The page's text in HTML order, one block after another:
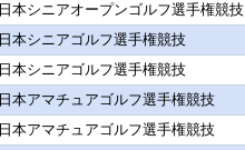
日本シニアオープンゴルフ選手権競技
日本シニアゴルフ選手権競技
日本シニアゴルフ選手権競技
日本アマチュアゴルフ選手権競技
日本アマチュアゴルフ選手権競技